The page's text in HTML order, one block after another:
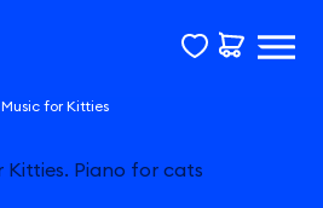
Music for Kitties